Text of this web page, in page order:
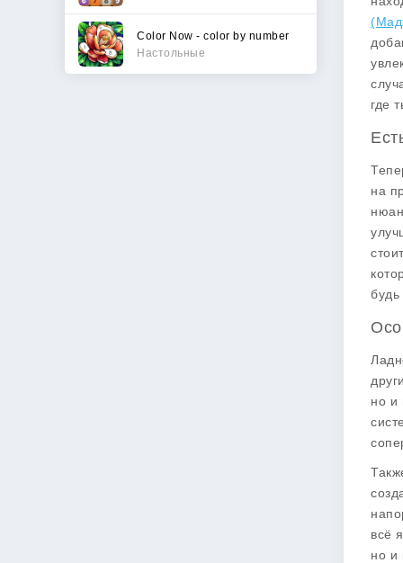
Color Now - color by number
Настольные
где
на
но и
всё
но и